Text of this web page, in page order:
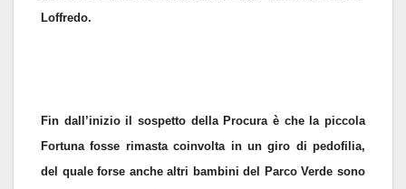
Loffredo.
Fin dall’inizio il sospetto della Procura è che la piccola
Fortuna fosse rimasta coinvolta in un giro di pedofilia,
del quale forse anche altri bambini del Parco Verde sono